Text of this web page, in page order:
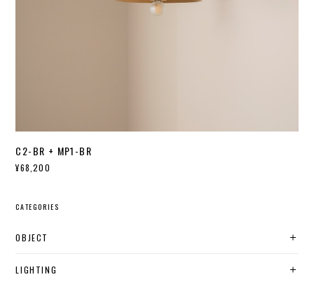
C2-BR + MP1-BR
¥68,200
CATEGORIES
OBJECT
LIGHTING